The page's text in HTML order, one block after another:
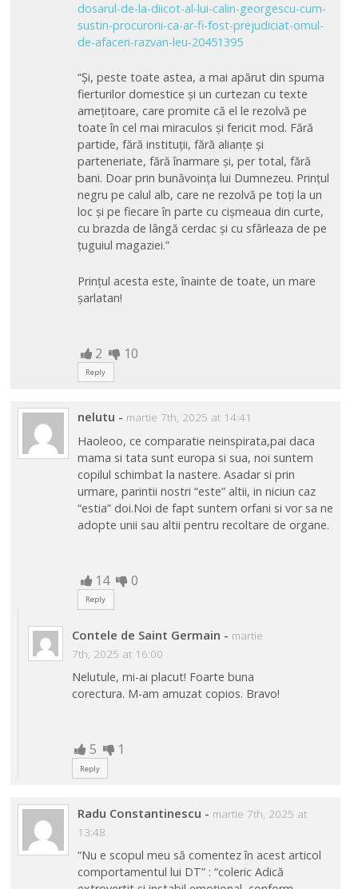
dosarul-de-la-diicot-al-lui-calin-georgescu-cum-
sustin-procurorii-ca-ar-fi-fost-prejudiciat-omul-
de-afaceri-razvan-leu-20451395
“Şi, peste toate astea, a mai apărut din spuma
fierturilor domestice şi un curtezan cu texte
ameţitoare, care promite că el le rezolvă pe
toate în cel mai miraculos şi fericit mod. Fără
partide, fără instituţii, fără alianţe şi
parteneriate, fără înarmare şi, per total, fără
bani. Doar prin bunăvoinţa lui Dumnezeu. Prinţul
negru pe calul alb, care ne rezolvă pe toţi la un
loc şi pe fiecare în parte cu cişmeaua din curte,
cu brazda de lângă cerdac şi cu sfârleaza de pe
ţuguiul magaziei.”
Prințul acesta este, înainte de toate, un mare
șarlatan!
2 10
Reply
nelutu - martie 7th, 2025 at 14:41
Haoleoo, ce comparatie neinspirata,pai daca
mama si tata sunt europa si sua, noi suntem
copilul schimbat la nastere. Asadar si prin
urmare, parintii nostri “este” altii, in niciun caz
“estia” doi.Noi de fapt suntem orfani si vor sa ne
adopte unii sau altii pentru recoltare de organe.
14 0
Reply
Contele de Saint Germain - martie
7th, 2025 at 16:00
Nelutule, mi-ai placut! Foarte buna
corectura. M-am amuzat copios. Bravo!
5 1
Reply
Radu Constantinescu - martie 7th, 2025 at
13:48
“Nu e scopul meu să comentez în acest articol
comportamentul lui DT” : “coleric Adică